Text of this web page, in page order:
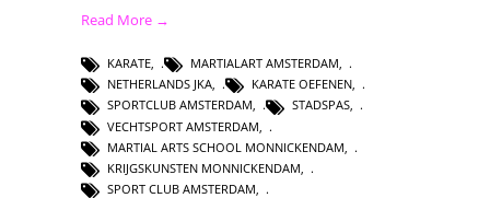
Read More →
KARATE, MARTIALART AMSTERDAM,
NETHERLANDS JKA, KARATE OEFENEN,
SPORTCLUB AMSTERDAM, STADSPAS,
VECHTSPORT AMSTERDAM
MARTIAL ARTS SCHOOL MONNICKENDAM
KRIJGSKUNSTEN MONNICKENDAM
SPORT CLUB AMSTERDAM